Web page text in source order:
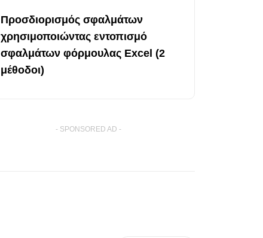
Προσδιορισμός σφαλμάτων
χρησιμοποιώντας εντοπισμό
σφαλμάτων φόρμουλας Excel (2
μέθοδοι)
- SPONSORED AD -